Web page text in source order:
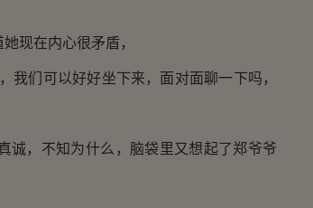
现在内心很矛盾，
们可以好好坐下来，面对面聊一下吗，
，不知为什么，脑袋里又想起了郑爷爷